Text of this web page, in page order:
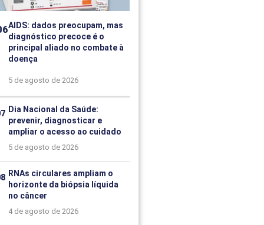
AIDS: dados preocupam, mas
diagnóstico precoce é o
principal aliado no combate à
doença
5 de agosto de 2026
Dia Nacional da Saúde:
prevenir, diagnosticar e
ampliar o acesso ao cuidado
5 de agosto de 2026
RNAs circulares ampliam o
horizonte da biópsia líquida
no câncer
4 de agosto de 2026